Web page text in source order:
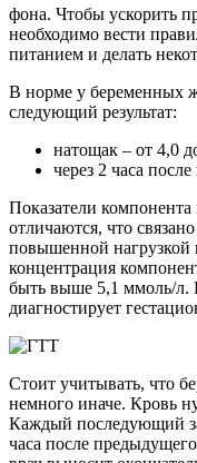
фона. Чтобы ускорить
необходимо вести
питанием и делать
В норме у беременных
следующий результат:
натощак – от 4,0
через 2 часа
Показатели компонента
отличаются, что
повышенной нагрузкой
концентрация
быть выше 5,1 ммоль/л.
диагностирует
Стоит учитывать, что
немного иначе. Кровь
Каждый последующий
часа после